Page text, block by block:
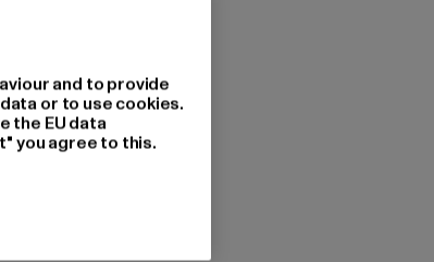
and to provide
or to use cookies.
the EU data
you agree to this.